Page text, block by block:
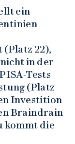
ein
22),
in der
Tests
(Platz
Investition
Braindrain
kommt die